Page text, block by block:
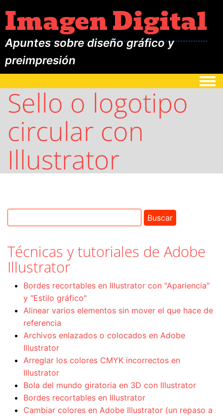
Imagen Digital
Apuntes sobre diseño gráfico y
preimpresión
Sello o logotipo
circular con
Illustrator
Técnicas y tutoriales de Adobe
Illustrator
Bordes recortables en Illustrator con "Apariencia"
y "Estilo gráfico"
Alinear varios elementos sin mover el que hace de
referencia
Archivos enlazados o colocados en Adobe
Illustrator
Arreglar los colores CMYK incorrectos en
Illustrator
Bola del mundo giratoria en 3D con Illustrator
Bordes recortables en Illustrator
Cambiar colores en Adobe Illustrator (un repaso a